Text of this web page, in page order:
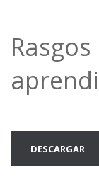
DESCARGAR